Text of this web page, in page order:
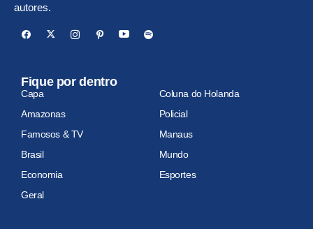
autores.
Fique por dentro
Capa
Coluna do Holanda
Amazonas
Policial
Famosos & TV
Manaus
Brasil
Mundo
Economia
Esportes
Geral